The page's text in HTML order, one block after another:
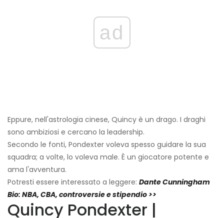
ad
Eppure, nell'astrologia cinese, Quincy è un drago. I draghi
sono ambiziosi e cercano la leadership.
Secondo le fonti, Pondexter voleva spesso guidare la sua
squadra; a volte, lo voleva male. È un giocatore potente e
ama l'avventura.
Potresti essere interessato a leggere: Dante Cunningham
Bio: NBA, CBA, controversie e stipendio >>
Quincy Pondexter |